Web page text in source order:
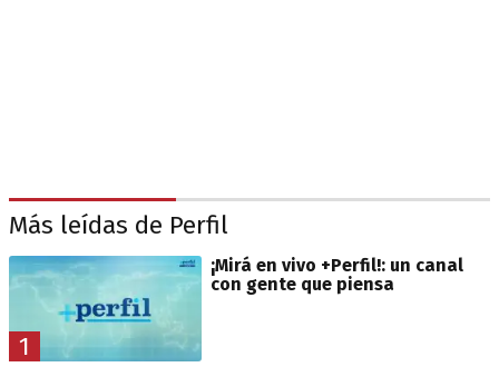
Más leídas de Perfil
1
¡Mirá en vivo +Perfil!: un canal
con gente que piensa